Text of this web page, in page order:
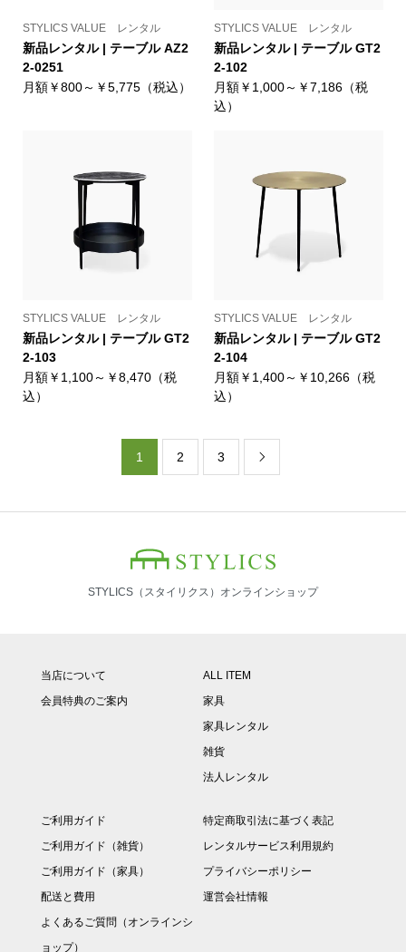
STYLICS VALUE レンタル
新品レンタル | テーブル AZ2
2-0251
月額￥800～￥5,775（税込）
STYLICS VALUE レンタル
新品レンタル | テーブル GT2
2-102
月額￥1,000～￥7,186（税
込）
STYLICS VALUE レンタル
新品レンタル | テーブル GT2
2-103
月額￥1,100～￥8,470（税
込）
STYLICS VALUE レンタル
新品レンタル | テーブル GT2
2-104
月額￥1,400～￥10,266（税
込）
1 2 3 
STYLICS（スタイリクス）オンラインショップ
当店について
会員特典のご案内
ALL ITEM
家具
家具レンタル
雑貨
法人レンタル
ご利用ガイド
ご利用ガイド（雑貨）
ご利用ガイド（家具）
配送と費用
よくあるご質問（オンラインシ
ョップ）
特定商取引法に基づく表記
レンタルサービス利用規約
プライバシーポリシー
運営会社情報